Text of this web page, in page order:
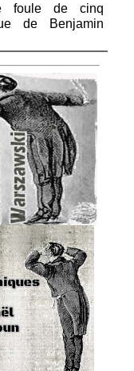
foule de cinq
de Benjamin